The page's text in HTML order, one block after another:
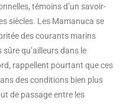
témoins d’un savoir-
siècles. Les Mamanuca se
des courants marins
qu’ailleurs dans le
rappellent pourtant que ces
des conditions bien plus
de passage entre les